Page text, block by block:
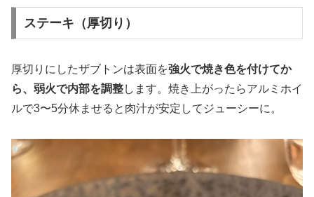
ステーキ（厚切り）
厚切りにしたザブトンは表面を強火で焼き色を付けてか
ら、弱火で内部を調整します。焼き上がったらアルミホイ
ルで3〜5分休ませると肉汁が安定してジューシーに。